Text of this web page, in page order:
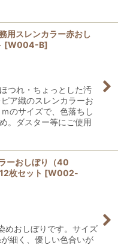
スレンカラー赤おし
[W004-B]
つれ・ちょっとした汚
ア織のスレンカラーお
のサイズで、色落ちし
。ダスター等にご使用
ーおしぼり（40
枚セット [W002-
めおしぼりです。サイズ
細く、優しい色合いが